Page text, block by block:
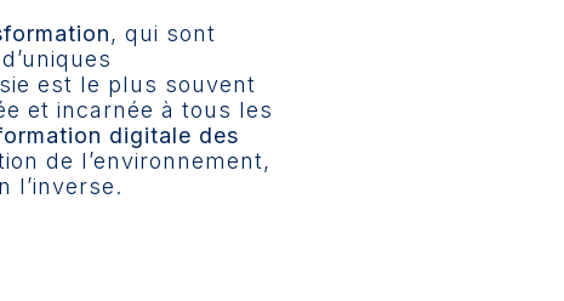
, qui sont
est le plus souvent
et incarnée à tous les
digitale des
de l’environnement,
l’inverse.